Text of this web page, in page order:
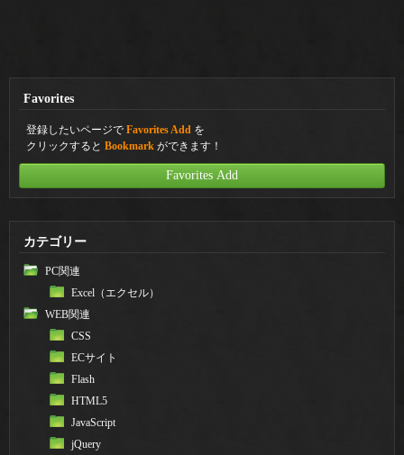
Favorites
登録したいページで Favorites Add を
クリックすると Bookmark ができます！
Favorites Add
カテゴリー
PC関連
Excel（エクセル）
WEB関連
CSS
ECサイト
Flash
HTML5
JavaScript
jQuery